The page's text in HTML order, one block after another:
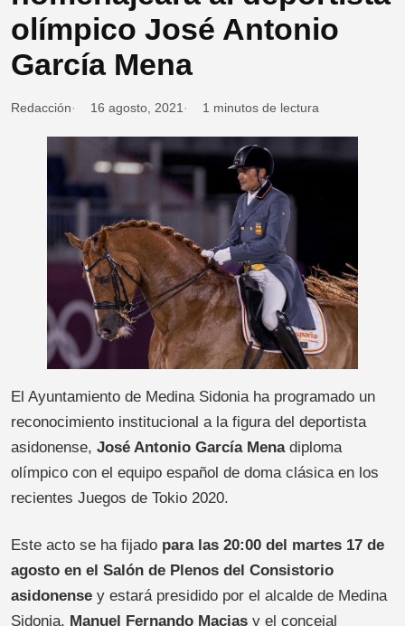
olímpico José Antonio
García Mena
Redacción 16 agosto, 2021 1 minutos de lectura
El Ayuntamiento de Medina Sidonia ha programado un
reconocimiento institucional a la figura del deportista
asidonense, José Antonio García Mena diploma
olímpico con el equipo español de doma clásica en los
recientes Juegos de Tokio 2020.
Este acto se ha fijado para las 20:00 del martes 17 de
agosto en el Salón de Plenos del Consistorio
asidonense y estará presidido por el alcalde de Medina
Sidonia, Manuel Fernando Macias y el concejal